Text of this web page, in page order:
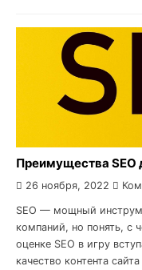
Преимущества SEO
26 ноября, 2022
SEO — мощный
компаний, но понять, с
оценке SEO в игру
качество контента